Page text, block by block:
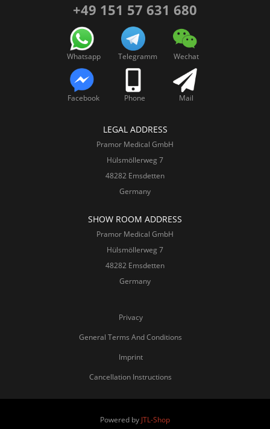
+49 151 57 631 680
Whatsapp Telegramm Wechat
Facebook Phone Mail
LEGAL ADDRESS
Pramor Medical GmbH
Hülsmöllerweg 7
48282 Emsdetten
Germany
SHOW ROOM ADDRESS
Pramor Medical GmbH
Hülsmöllerweg 7
48282 Emsdetten
Germany
Privacy
General Terms And Conditions
Imprint
Cancellation Instructions
Powered by JTL-Shop